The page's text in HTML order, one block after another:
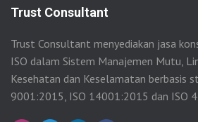
Trust Consultant
Trust Consultant menyediakan jasa
ISO dalam Sistem Manajemen Mutu,
Kesehatan dan Keselamatan berbasis
9001:2015, ISO 14001:2015 dan ISO